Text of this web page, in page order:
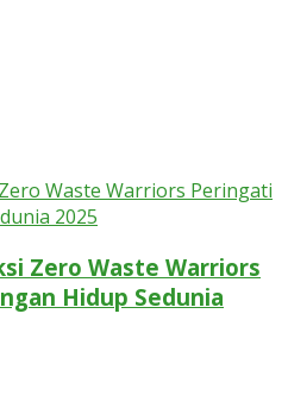
Zero Waste Warriors
Hidup Sedunia